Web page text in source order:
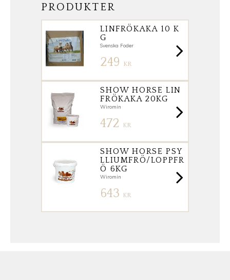
PRODUKTER
LINFRÖKAKA 10 K
G
Svenska Foder
249 KR
SHOW HORSE LIN
FRÖKAKA 20KG
Wiromin
472 KR
SHOW HORSE PSY
LLIUMFRÖ/LOPPFR
Ö 6KG
Wiromin
643 KR